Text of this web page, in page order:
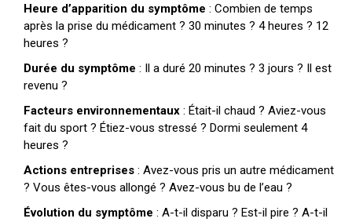
Heure d’apparition du symptôme : Combien de temps
après la prise du médicament ? 30 minutes ? 4 heures ? 12
heures ?
Durée du symptôme : Il a duré 20 minutes ? 3 jours ? Il est
revenu ?
Facteurs environnementaux : Était-il chaud ? Aviez-vous
fait du sport ? Étiez-vous stressé ? Dormi seulement 4
heures ?
Actions entreprises : Avez-vous pris un autre médicament
? Vous êtes-vous allongé ? Avez-vous bu de l’eau ?
Évolution du symptôme : A-t-il disparu ? Est-il pire ? A-t-il